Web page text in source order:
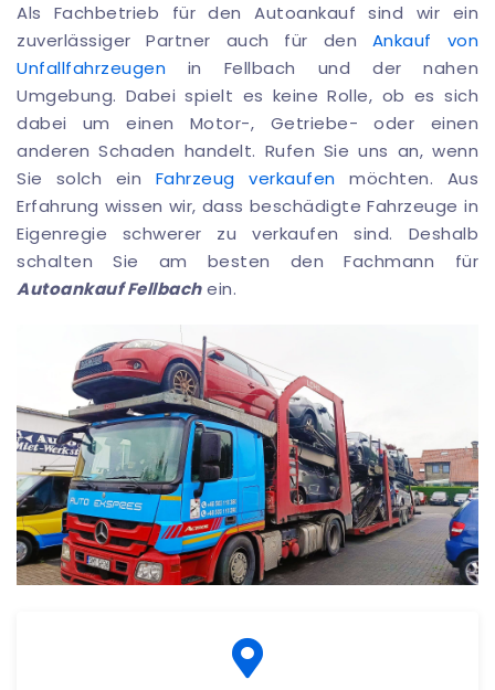
Als Fachbetrieb für den Autoankauf sind wir ein
zuverlässiger Partner auch für den Ankauf von
Unfallfahrzeugen in Fellbach und der nahen
Umgebung. Dabei spielt es keine Rolle, ob es sich
dabei um einen Motor-, Getriebe- oder einen
anderen Schaden handelt. Rufen Sie uns an, wenn
Sie solch ein Fahrzeug verkaufen möchten. Aus
Erfahrung wissen wir, dass beschädigte Fahrzeuge in
Eigenregie schwerer zu verkaufen sind. Deshalb
schalten Sie am besten den Fachmann für
Autoankauf Fellbachein.